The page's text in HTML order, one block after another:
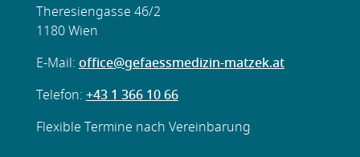
Theresiengasse 46/2
1180 Wien
E-Mail: office@gefaessmedizin-matzek.at
Telefon: +43 1 366 10 66
Flexible Termine nach Vereinbarung